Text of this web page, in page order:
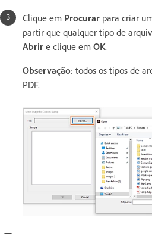
Clique em Procurar para criar
partir que qualquer tipo de
Abrir e clique em OK.
Observação: todos os tipos de
PDF.